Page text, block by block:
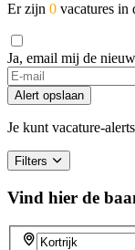
Er zijn 0 vacatures in
Ja, email mij de
If
you
are
a
ignore
this
field
Alert opslaan
Je kunt vacature-
Filters
Vind hier de